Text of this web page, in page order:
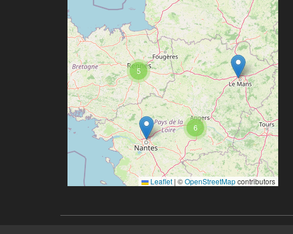
6
5
Leaflet | ©OpenStreetMapcontributors